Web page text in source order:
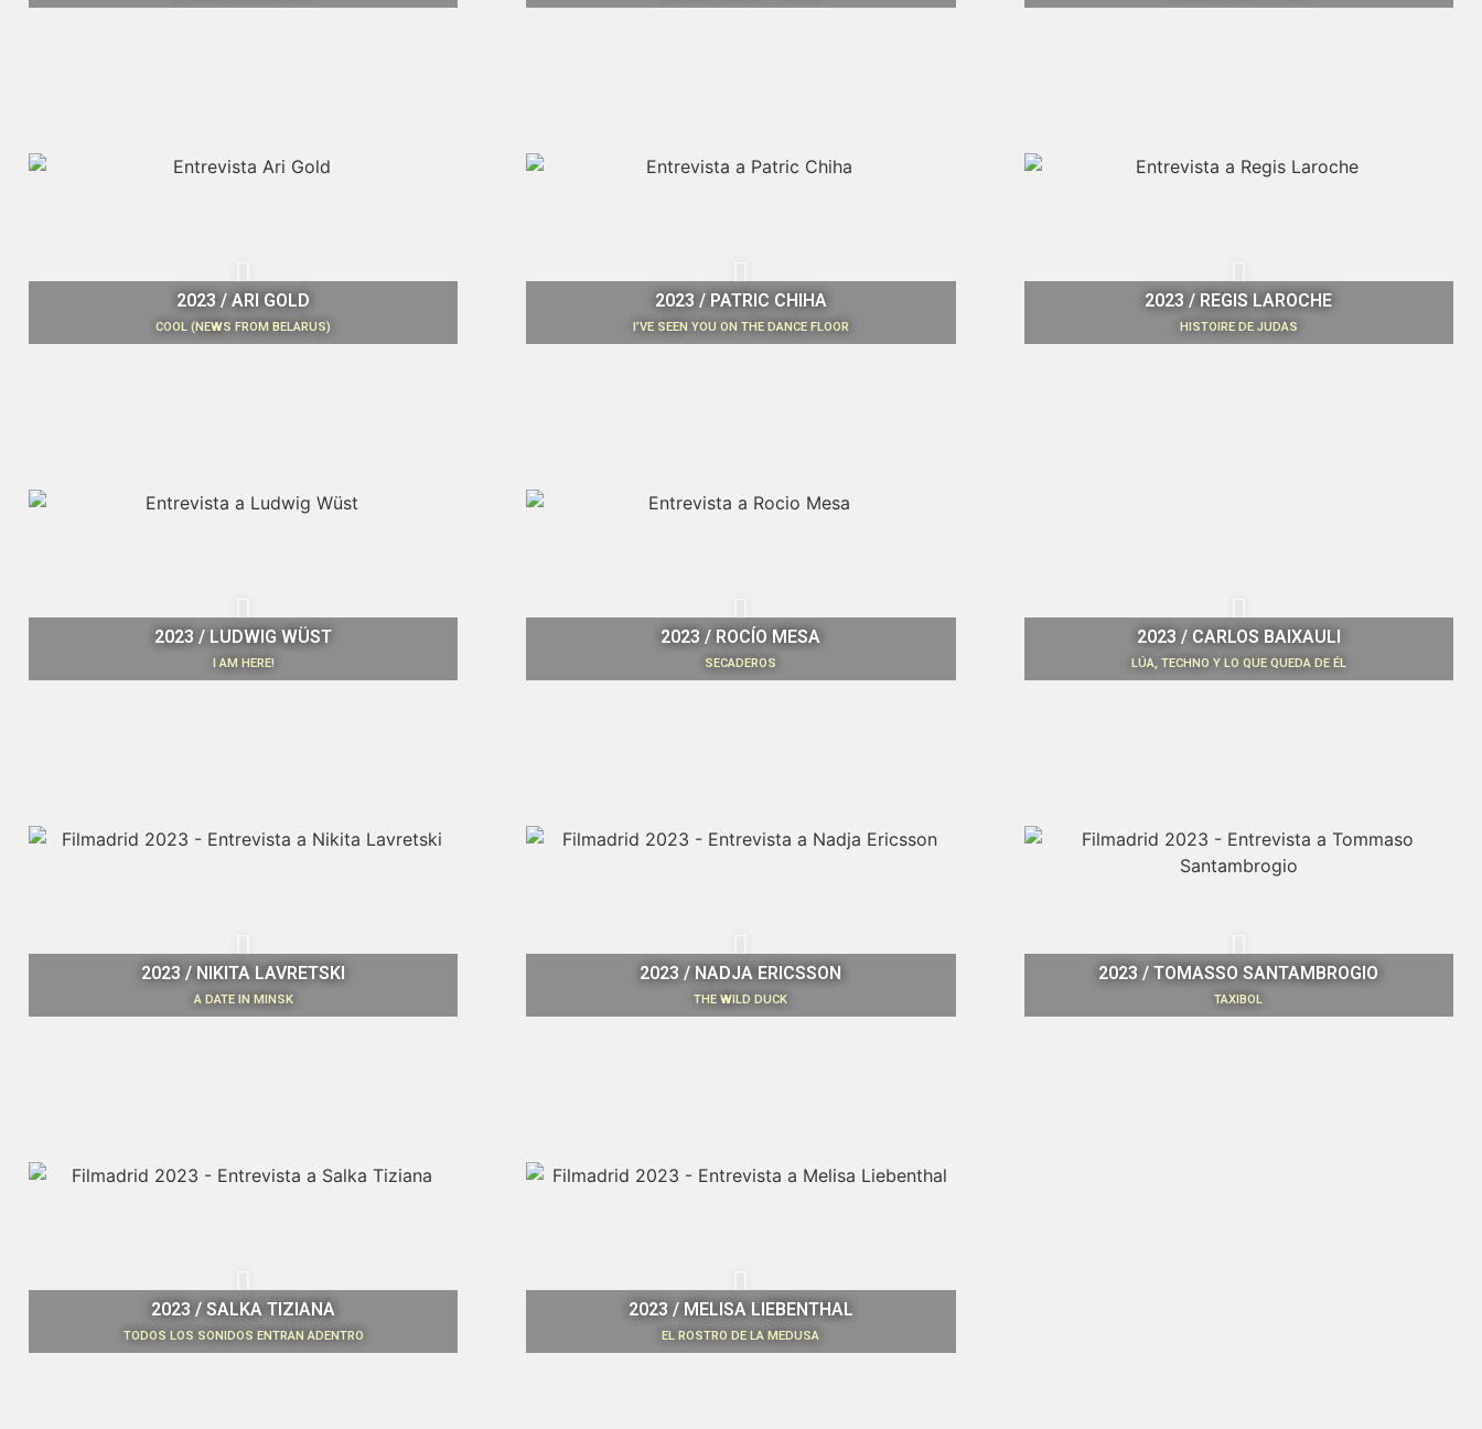
2023 / ARI GOLD
COOL (NEWS FROM BELARUS)
2023 / PATRIC CHIHA
I’VE SEEN YOU ON THE DANCE FLOOR
2023 / REGIS LAROCHE
HISTOIRE DE JUDAS
2023 / LUDWIG WÜST
I AM HERE!
2023 / ROCÍO MESA
SECADEROS
2023 / CARLOS BAIXAULI
LÚA, TECHNO Y LO QUE QUEDA DE ÉL
2023 / NIKITA LAVRETSKI
A DATE IN MINSK
2023 / NADJA ERICSSON
THE WILD DUCK
2023 / TOMASSO SANTAMBROGIO
TAXIBOL
2023 / SALKA TIZIANA
TODOS LOS SONIDOS ENTRAN ADENTRO
2023 / MELISA LIEBENTHAL
EL ROSTRO DE LA MEDUSA